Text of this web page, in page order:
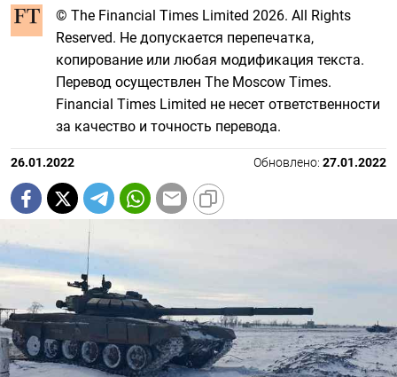
© The Financial Times Limited 2026. All Rights
Reserved. Не допускается перепечатка,
копирование или любая модификация текста.
Перевод осуществлен The Moscow Times.
Financial Times Limited не несет ответственности
за качество и точность перевода.
26.01.2022 Обновлено: 27.01.2022